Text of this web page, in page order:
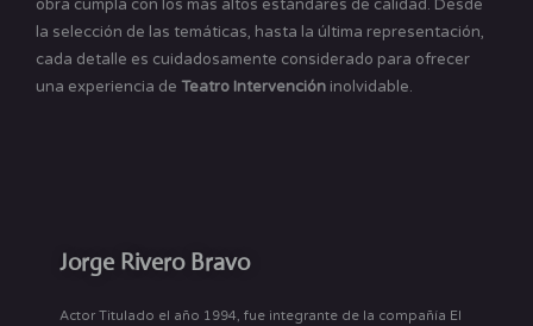
obra cumpla con los más altos estándares de calidad. Desde
la selección de las temáticas, hasta la última representación,
cada detalle es cuidadosamente considerado para ofrecer
una experiencia de Teatro Intervención inolvidable.
Jorge Rivero Bravo
Actor Titulado el año 1994, fue integrante de la compañía El